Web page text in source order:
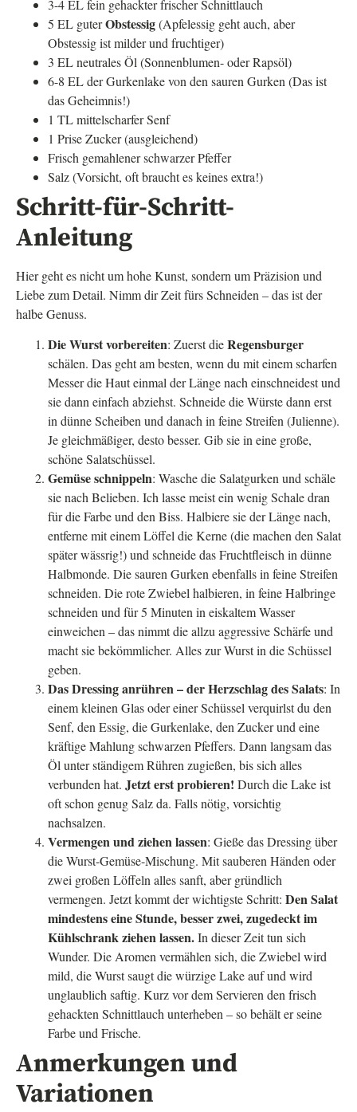
3-4 EL fein gehackter frischer Schnittlauch
5 EL guterObstessig(Apfelessig geht auch, aber
Obstessig ist milder und fruchtiger)
3 EL neutrales Öl (Sonnenblumen- oder Rapsöl)
6-8 EL der Gurkenlake von den sauren Gurken (Das ist
das Geheimnis!)
1 TL mittelscharfer Senf
1 Prise Zucker (ausgleichend)
Frisch gemahlener schwarzer Pfeffer
Salz (Vorsicht, oft braucht es keines extra!)
Schritt-für-Schritt-
Anleitung
Hier geht es nicht um hohe Kunst, sondern um Präzision und
Liebe zum Detail. Nimm dir Zeit fürs Schneiden – das ist der
halbe Genuss.
Die Wurst vorbereiten: Zuerst dieRegensburger
schälen. Das geht am besten, wenn du mit einem scharfen
Messer die Haut einmal der Länge nach einschneidest und
sie dann einfach abziehst. Schneide die Würste dann erst
in dünne Scheiben und danach in feine Streifen (Julienne).
Je gleichmäßiger, desto besser. Gib sie in eine große,
schöne Salatschüssel.
Gemüse schnippeln: Wasche die Salatgurken und schäle
sie nach Belieben. Ich lasse meist ein wenig Schale dran
für die Farbe und den Biss. Halbiere sie der Länge nach,
entferne mit einem Löffel die Kerne (die machen den Salat
später wässrig!) und schneide das Fruchtfleisch in dünne
Halbmonde. Die sauren Gurken ebenfalls in feine Streifen
schneiden. Die rote Zwiebel halbieren, in feine Halbringe
schneiden und für 5 Minuten in eiskaltem Wasser
einweichen – das nimmt die allzu aggressive Schärfe und
macht sie bekömmlicher. Alles zur Wurst in die Schüssel
geben.
Das Dressing anrühren – der Herzschlag des Salats: In
einem kleinen Glas oder einer Schüssel verquirlst du den
Senf, den Essig, die Gurkenlake, den Zucker und eine
kräftige Mahlung schwarzen Pfeffers. Dann langsam das
Öl unter ständigem Rühren zugießen, bis sich alles
verbunden hat. Jetzt erst probieren! Durch die Lake ist
oft schon genug Salz da. Falls nötig, vorsichtig
nachsalzen.
Vermengen und ziehen lassen: Gieße das Dressing über
die Wurst-Gemüse-Mischung. Mit sauberen Händen oder
zwei großen Löffeln alles sanft, aber gründlich
vermengen. Jetzt kommt der wichtigste Schritt: Den Salat
mindestens eine Stunde, besser zwei, zugedeckt im
Kühlschrank ziehen lassen.In dieser Zeit tun sich
Wunder. Die Aromen vermählen sich, die Zwiebel wird
mild, die Wurst saugt die würzige Lake auf und wird
unglaublich saftig. Kurz vor dem Servieren den frisch
gehackten Schnittlauch unterheben – so behält er seine
Farbe und Frische.
Anmerkungen und
Variationen